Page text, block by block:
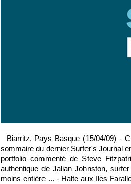
Biarritz, Pays Basque (15/04/09) -
sommaire du dernier Surfer's Journal
portfolio commenté de Steve
authentique de Jalian Johnston,
moins entière ... - Halte aux Iles